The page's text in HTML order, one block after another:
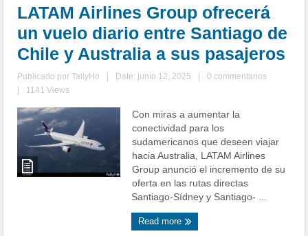
LATAM Airlines Group ofrecerá
un vuelo diario entre Santiago de
Chile y Australia a sus pasajeros
Publicado porTallyHo Date: junio 12, 2025
0 commentarios
1141 Views
Con miras a aumentar la
conectividad para los
sudamericanos que deseen viajar
hacia Australia, LATAM Airlines
Group anunció el incremento de su
oferta en las rutas directas
Santiago-Sídney y Santiago- ...
Read more